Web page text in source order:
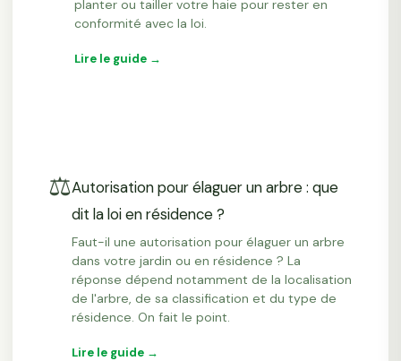
planter ou tailler votre haie pour rester en
conformité avec la loi.
Lire le guide →
⚖️Autorisation pour élaguer un arbre : que
dit la loi en résidence ?
Faut-il une autorisation pour élaguer un arbre
dans votre jardin ou en résidence ? La
réponse dépend notamment de la localisation
de l'arbre, de sa classification et du type de
résidence. On fait le point.
Lire le guide →